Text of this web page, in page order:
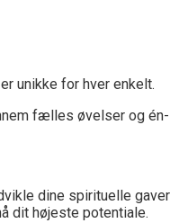
unikke for hver enkelt.
fælles øvelser og én-
dine spirituelle gaver
dit højeste potentiale.